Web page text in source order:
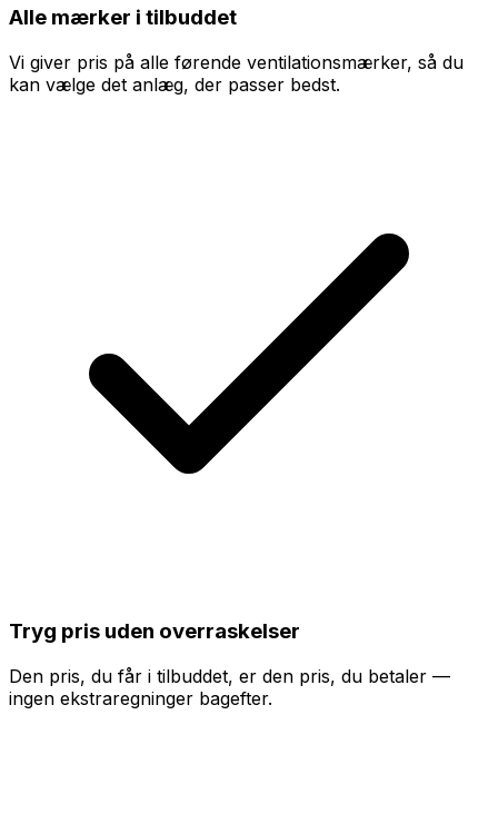
Alle mærker i tilbuddet
Vi giver pris på alle førende ventilationsmærker, så du
kan vælge det anlæg, der passer bedst.
Tryg pris uden overraskelser
Den pris, du får i tilbuddet, er den pris, du betaler —
ingen ekstraregninger bagefter.